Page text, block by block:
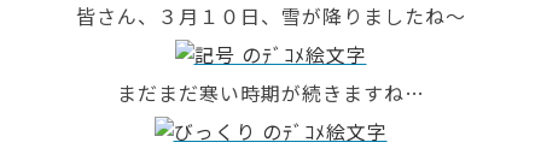
皆さん、３月１０日、雪が降りましたね～
まだまだ寒い時期が続きますね…